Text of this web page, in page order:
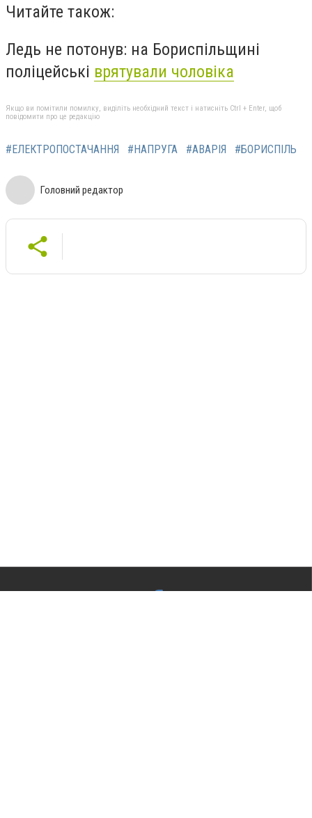
Читайте також:
Ледь не потонув: на Бориспільщині
поліцейські врятували чоловіка
Якщо ви помітили помилку, виділіть необхідний текст і натисніть Ctrl + Enter, щоб
повідомити про це редакцію
#ЕЛЕКТРОПОСТАЧАННЯ #НАПРУГА #АВАРІЯ #БОРИСПІЛЬ
Головний редактор